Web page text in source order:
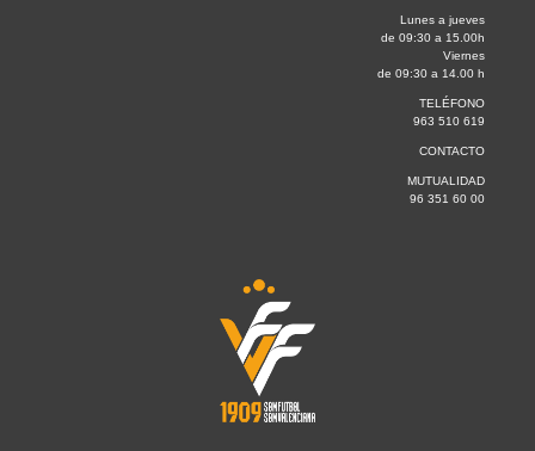
Lunes a jueves
de 09:30 a 15.00h
Viernes
de 09:30 a 14.00 h
TELÉFONO
963 510 619
CONTACTO
MUTUALIDAD
96 351 60 00